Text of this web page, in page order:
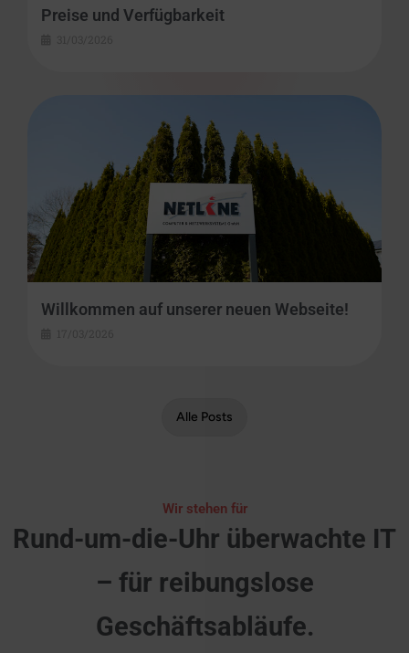
Preise und Verfügbarkeit
Willkommen auf unserer neuen Webseite!
Alle Posts
Wir stehen für
Rund-um-die-Uhr überwachte IT
– für reibungslose
Geschäftsabläufe.